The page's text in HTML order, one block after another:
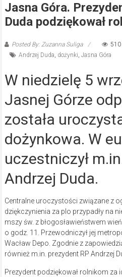
Jasna Góra.
Duda podziękował
Posted By: Zuzanna Suliga
510
Andrzej Duda, dożynki, Jasna Góra
W niedzielę 5
Jasnej Górze
została
dożynkowa. W
uczestniczył
Andrzej Duda.
Centralne uroczystości związane z
dziękczynienia za plo przypadły na
mszy św. z błogosławieństwem
o godz. 11. Przewodniczył jej
Wacław Depo. Zgodnie z
również m.in. prezydent RP Andrzej
Prezydent podziękował rolnikom